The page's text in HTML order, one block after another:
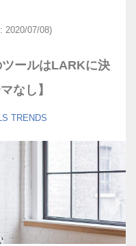
2020/07/08)
ールはLARKに決
なし】
TRENDS